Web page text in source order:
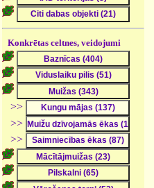
Konkrētas celtnes, veidojumi
>>
>>
>>